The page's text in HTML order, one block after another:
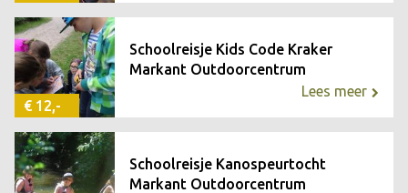
€ 12,-
Schoolreisje Kids Code Kraker
Markant Outdoorcentrum
Lees meer
Schoolreisje Kanospeurtocht
Markant Outdoorcentrum